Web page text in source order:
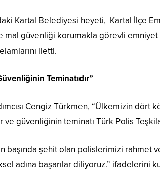
Kartal Belediyesi heyeti, Kartal İlçe
mal güvenliği korumakla görevli emniyet
iletti.
Teminatıdır”
Cengiz Türkmen, “Ülkemizin
güvenliğinin teminatı Türk Polis
şehit olan polislerimizi rahmet
adına başarılar diliyoruz.” ifadelerini